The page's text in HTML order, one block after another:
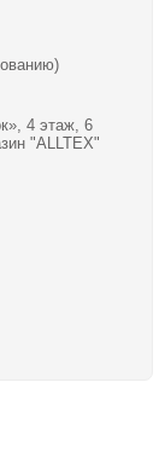
4 этаж, 6
"ALLTEX"